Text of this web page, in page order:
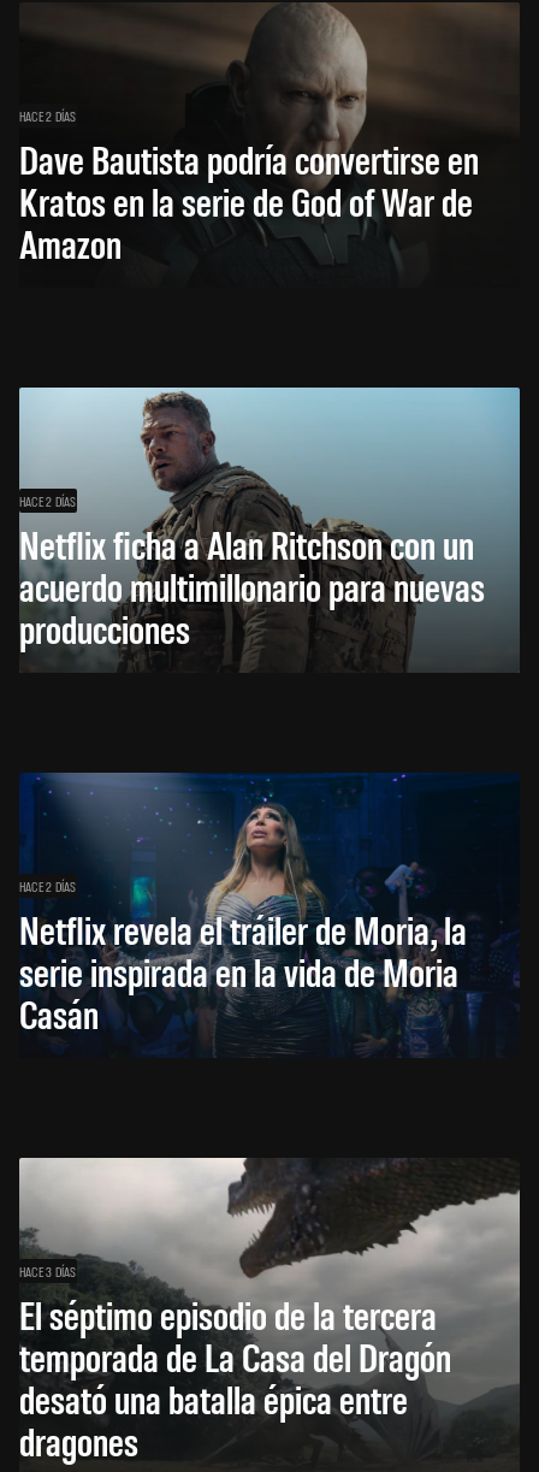
HACE 2 DÍAS
Dave Bautista podría convertirse en
Kratos en la serie de God of War de
Amazon
HACE 2 DÍAS
Netflix ficha a Alan Ritchson con un
acuerdo multimillonario para nuevas
producciones
HACE 2 DÍAS
Netflix revela el tráiler de Moria, la
serie inspirada en la vida de Moria
Casán
HACE 3 DÍAS
El séptimo episodio de la tercera
temporada de La Casa del Dragón
desató una batalla épica entre
dragones